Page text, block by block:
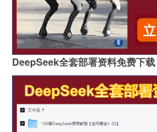
DeepSeek全套部署资料免费下载